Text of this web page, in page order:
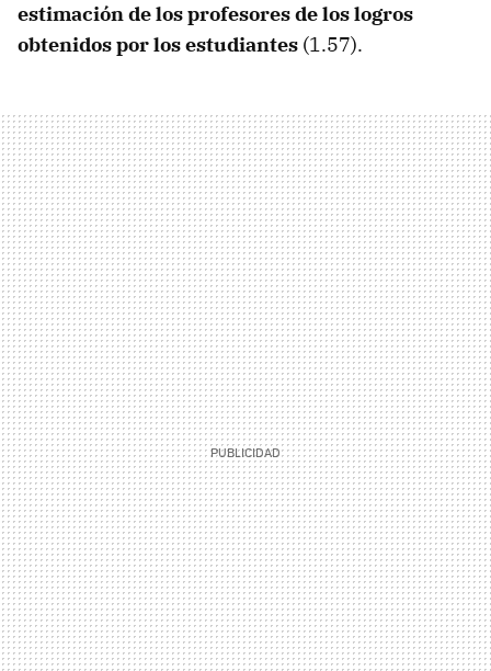
estimación de los profesores de los logros
obtenidos por los estudiantes (1.57).